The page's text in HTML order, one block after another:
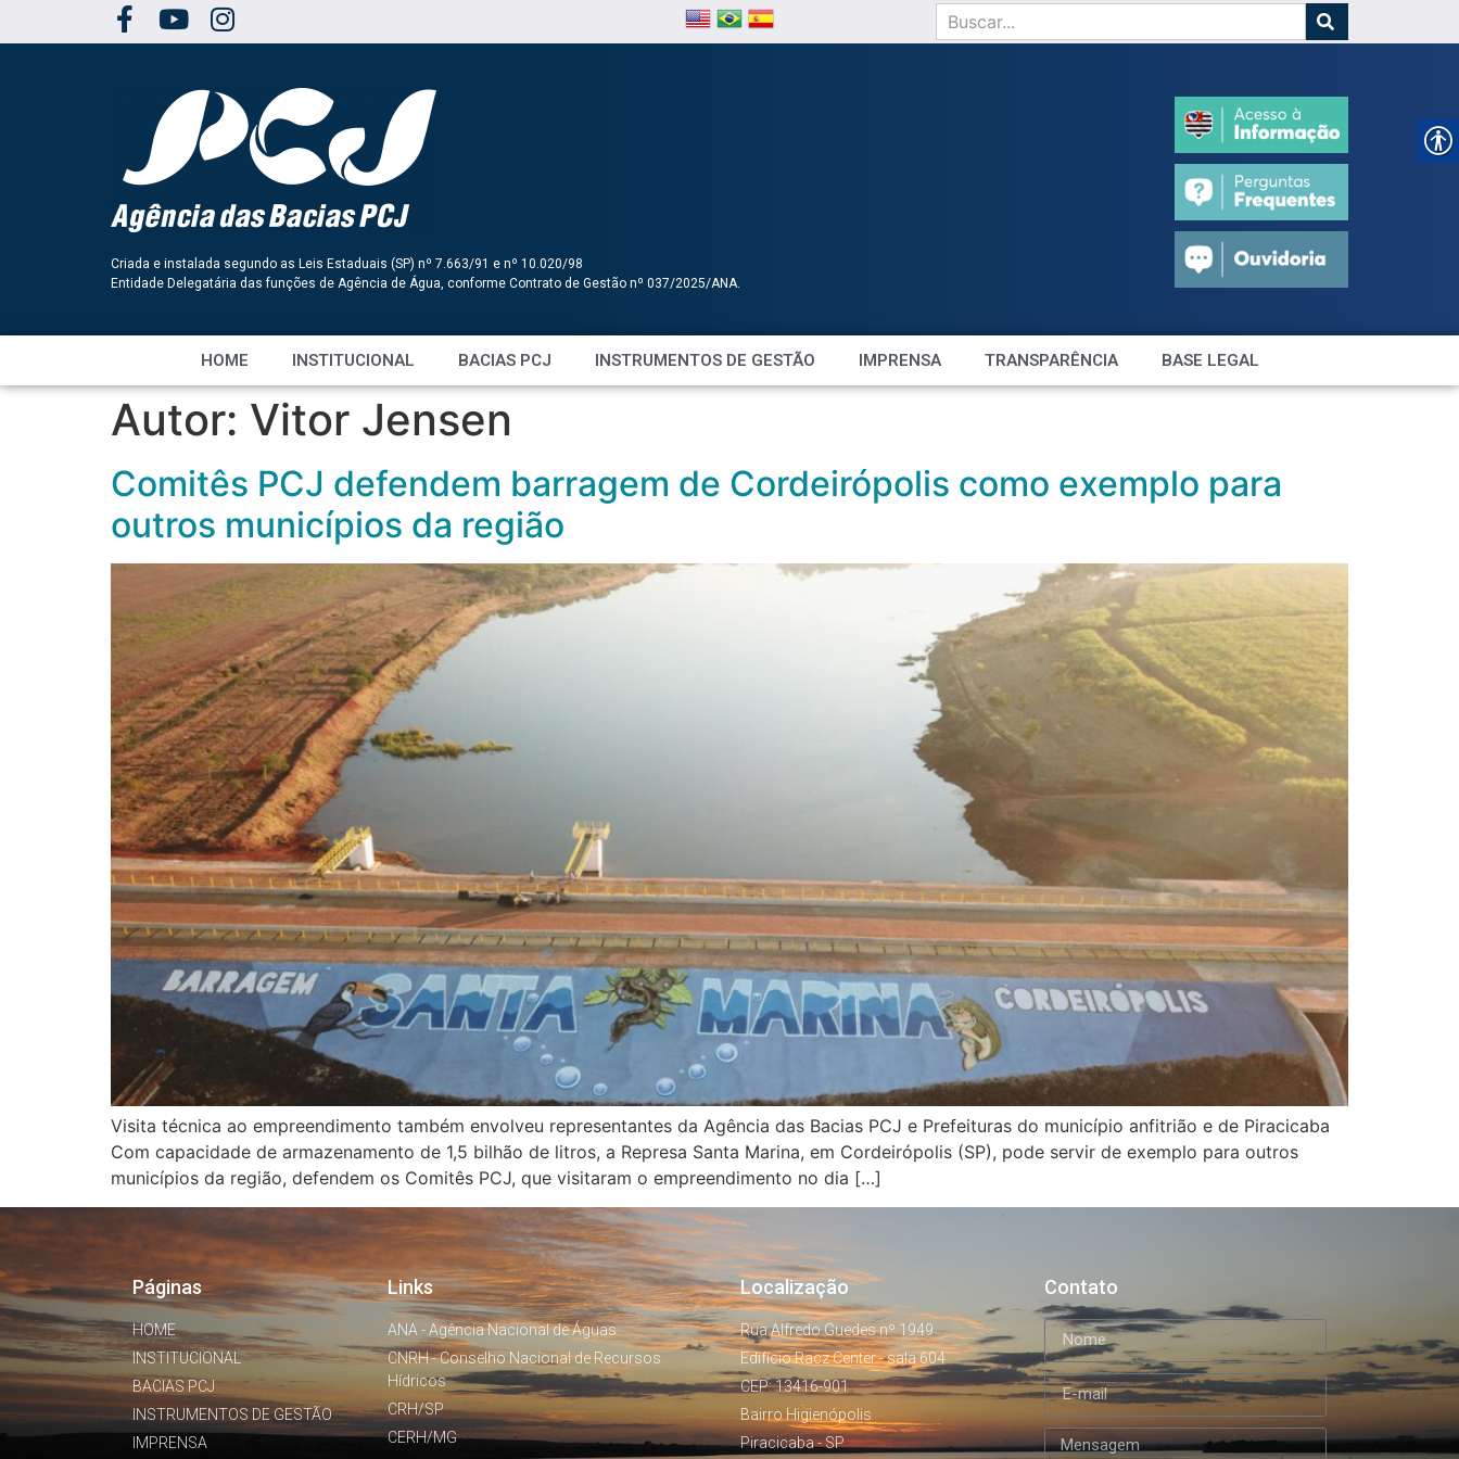
Criada e instalada segundo as Leis Estaduais (SP) nº 7.663/91 e nº 10.020/98
Entidade Delegatária das funções de Agência de Água, conforme Contrato de Gestão nº 037/2025/ANA.
HOME INSTITUCIONAL BACIAS PCJ INSTRUMENTOS DE GESTÃO IMPRENSA TRANSPARÊNCIA BASE LEGAL
Autor: Vitor Jensen
Comitês PCJ defendem barragem de Cordeirópolis como exemplo para
outros municípios da região
Visita técnica ao empreendimento também envolveu representantes da Agência das Bacias PCJ e Prefeituras do município anfitrião e de Piracicaba
Com capacidade de armazenamento de 1,5 bilhão de litros, a Represa Santa Marina, em Cordeirópolis (SP), pode servir de exemplo para outros
municípios da região, defendem os Comitês PCJ, que visitaram o empreendimento no dia […]
Páginas
HOME
INSTITUCIONAL
BACIAS PCJ
INSTRUMENTOS DE GESTÃO
IMPRENSA
Links
ANA - Agência Nacional de Águas
CNRH - Conselho Nacional de Recursos
Hídricos
CRH/SP
CERH/MG
Localização
Rua Alfredo Guedes nº 1949
Edifício Racz Center - sala 604
CEP: 13416-901
Bairro Higienópolis
Piracicaba - SP
Contato